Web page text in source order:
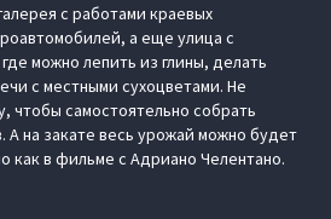
с работами краевых
а еще улица с
можно лепить из глины, делать
с местными сухоцветами. Не
чтобы самостоятельно собрать
А на закате весь урожай можно будет
как в фильме с Адриано Челентано.